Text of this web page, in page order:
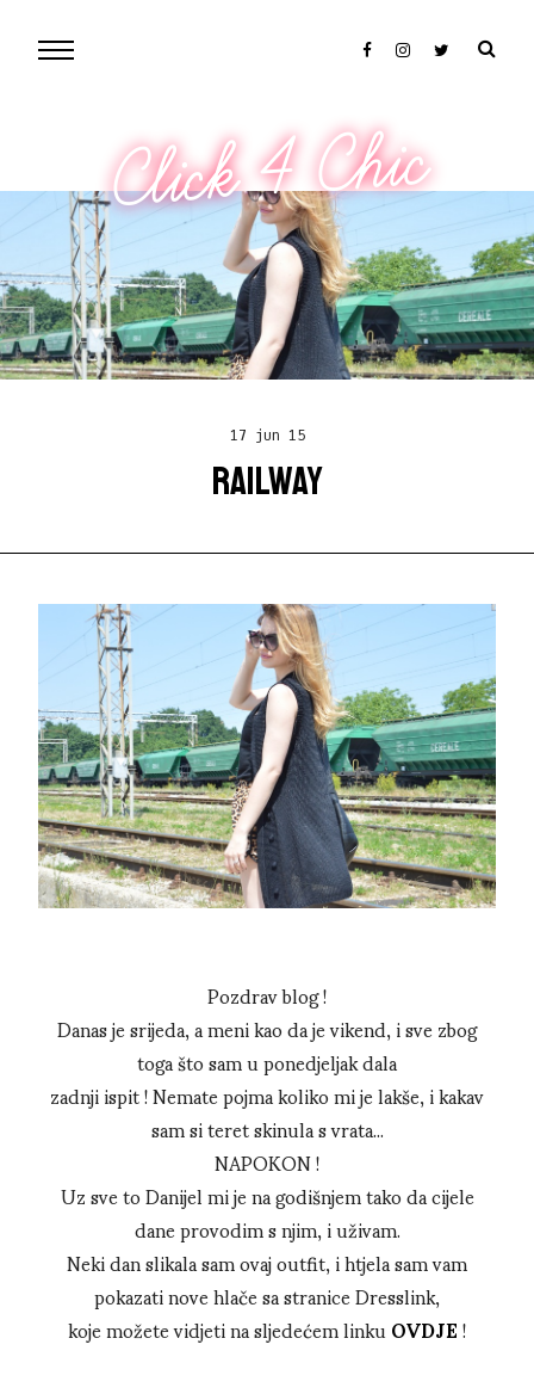
Click 4 Chic
17 jun 15
RAILWAY
Pozdrav blog !
Danas je srijeda, a meni kao da je vikend, i sve zbog
toga što sam u ponedjeljak dala
zadnji ispit ! Nemate pojma koliko mi je lakše, i kakav
sam si teret skinula s vrata...
NAPOKON !
Uz sve to Danijel mi je na godišnjem tako da cijele
dane provodim s njim, i uživam.
Neki dan slikala sam ovaj outfit, i htjela sam vam
pokazati nove hlače sa stranice Dresslink,
koje možete vidjeti na sljedećem linkuOVDJE!